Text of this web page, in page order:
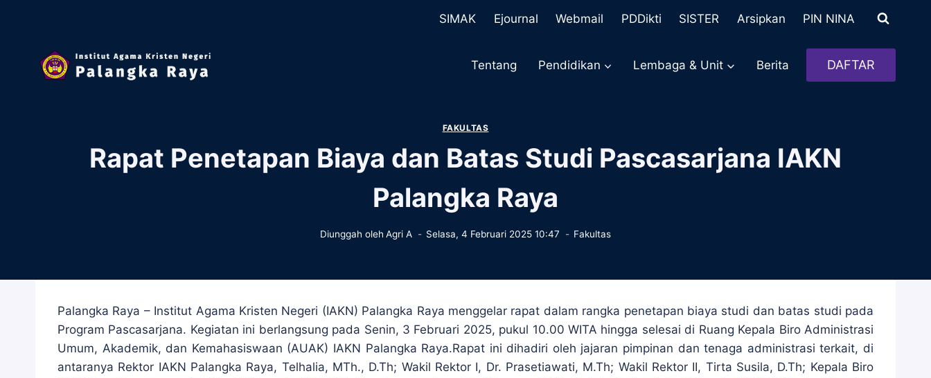
SIMAK Ejournal Webmail PDDikti SISTER Arsipkan PIN NINA
Tentang Pendidikan Lembaga & Unit Berita DAFTAR
FAKULTAS
Rapat Penetapan Biaya dan Batas Studi Pascasarjana IAKN
Palangka Raya
Diunggah oleh Agri A Selasa, 4 Februari 2025 10:47 Fakultas
Palangka Raya – Institut Agama Kristen Negeri (IAKN) Palangka Raya menggelar rapat dalam rangka penetapan biaya studi dan batas studi pada
Program Pascasarjana. Kegiatan ini berlangsung pada Senin, 3 Februari 2025, pukul 10.00 WITA hingga selesai di Ruang Kepala Biro Administrasi
Umum, Akademik, dan Kemahasiswaan (AUAK) IAKN Palangka Raya.Rapat ini dihadiri oleh jajaran pimpinan dan tenaga administrasi terkait, di
antaranya Rektor IAKN Palangka Raya, Telhalia, MTh., D.Th; Wakil Rektor I, Dr. Prasetiawati, M.Th; Wakil Rektor II, Tirta Susila, D.Th; Kepala Biro